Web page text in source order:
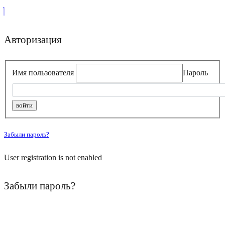
Авторизация
Имя пользователя Пароль
Забыли пароль?
User registration is not enabled
Забыли пароль?